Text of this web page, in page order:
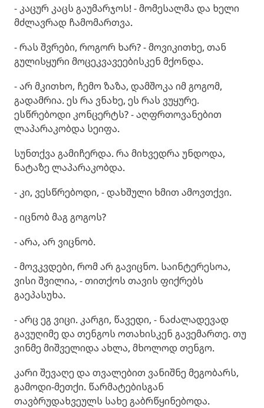
- კაცურ კაცს გაუმარჯოს! - მომესალმა და ხელი
მძლავრად ჩამომართვა.
- რას შვრები, როგორ ხარ? - მოვიკითხე, თან
გულისყური მოცეკვავეებისკენ მქონდა.
- არ მკითხო, ჩემო ზაზა, დამშოკა იმ გოგომ,
გადამრია. ეს რა ვნახე, ეს რას ვუყურე.
ესწრებოდი კონცერტს? - აღფრთოვანებით
ლაპარაკობდა სეიფა.
სუნთქვა გამიჩერდა. რა მიხვედრა უნდოდა,
ნატაზე ლაპარაკობდა.
- კი, ვესწრებოდი, - დახშული ხმით ამოვთქვი.
- იცნობ მაგ გოგოს?
- არა, არ ვიცნობ.
- მოვკვდები, რომ არ გავიცნო. საინტერესოა,
ვისი შვილია, - თითქოს თავის ფიქრებს
გაეპასუხა.
- არც ეგ ვიცი. კარგი, წავედი, - ნაძალადევად
გავუღიმე და თენგოს ოთახისკენ გავემართე. თუ
ვინმე მიშველიდა ახლა, მხოლოდ თენგო.
კარი შევაღე და თვალებით ვანიშნე მეგობარს,
გამოდი-მეთქი. წარმატებისგან
თავბრუდახვეულს სახე გაბრწყინებოდა.